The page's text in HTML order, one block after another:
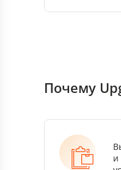
Почему
и